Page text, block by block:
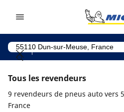
Tous les revendeurs
9 revendeurs de pneus auto vers
France